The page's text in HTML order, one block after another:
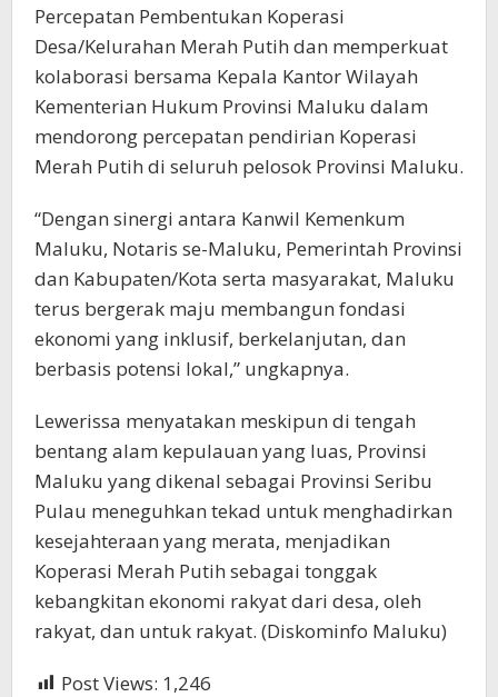
Percepatan Pembentukan Koperasi
Desa/Kelurahan Merah Putih dan memperkuat
kolaborasi bersama Kepala Kantor Wilayah
Kementerian Hukum Provinsi Maluku dalam
mendorong percepatan pendirian Koperasi
Merah Putih di seluruh pelosok Provinsi Maluku.
“Dengan sinergi antara Kanwil Kemenkum
Maluku, Notaris se-Maluku, Pemerintah Provinsi
dan Kabupaten/Kota serta masyarakat, Maluku
terus bergerak maju membangun fondasi
ekonomi yang inklusif, berkelanjutan, dan
berbasis potensi lokal,” ungkapnya.
Lewerissa menyatakan meskipun di tengah
bentang alam kepulauan yang luas, Provinsi
Maluku yang dikenal sebagai Provinsi Seribu
Pulau meneguhkan tekad untuk menghadirkan
kesejahteraan yang merata, menjadikan
Koperasi Merah Putih sebagai tonggak
kebangkitan ekonomi rakyat dari desa, oleh
rakyat, dan untuk rakyat. (Diskominfo Maluku)
Post Views: 1,246